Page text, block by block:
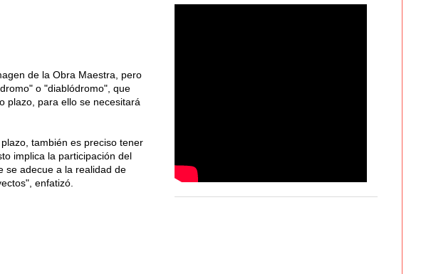
de la Obra Maestra, pero
o "diablódromo", que
plazo, para ello se necesitará
también es preciso tener
implica la participación del
se adecue a la realidad de
enfatizó.